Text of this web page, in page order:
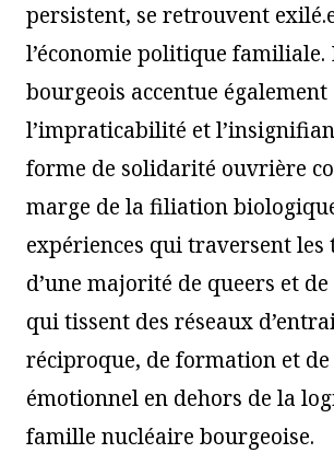
persistent, se retrouvent
l’économie politique familiale.
bourgeois accentue également
l’impraticabilité et
forme de solidarité ouvrière
marge de la filiation
expériences qui traversent les
d’une majorité de queers et
qui tissent des réseaux
réciproque, de formation et
émotionnel en dehors de la
famille nucléaire bourgeoise.